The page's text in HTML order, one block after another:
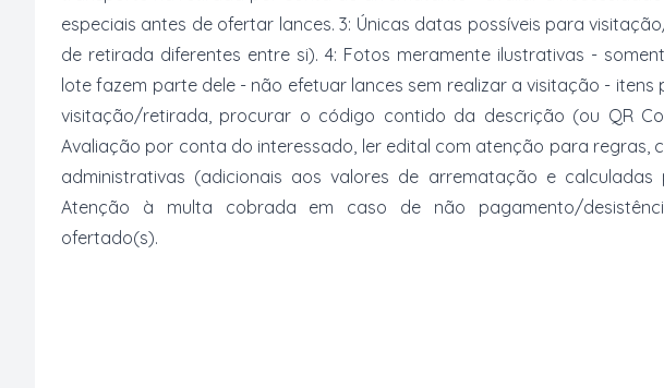
especiais antes de ofertar lances. 3: Únicas datas possíveis para
de retirada diferentes entre si). 4: Fotos meramente ilustrativas -
lote fazem parte dele - não efetuar lances sem realizar a visitação - itens
visitação/retirada, procurar o código contido da descrição (ou QR
Avaliação por conta do interessado, ler edital com atenção para regras,
administrativas (adicionais aos valores de arrematação e
Atenção à multa cobrada em caso de não pagamento/
ofertado(s).